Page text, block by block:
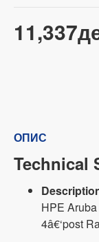
ОПИС
Technical
HPE
4â€‘post